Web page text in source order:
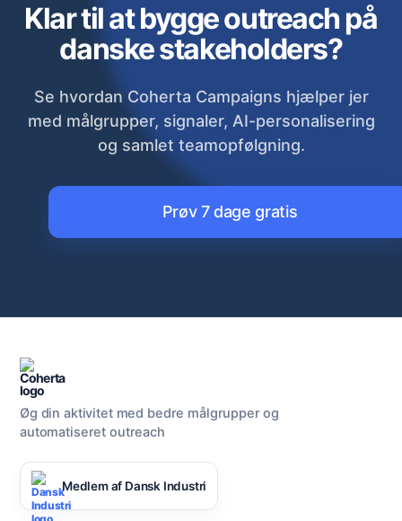
Klar til at bygge outreach på
danske stakeholders?
Se hvordan Coherta Campaigns hjælper jer
med målgrupper, signaler, AI-personalisering
og samlet teamopfølgning.
Prøv 7 dage gratis
Øg din aktivitet med bedre målgrupper og
automatiseret outreach
Medlem af Dansk Industri